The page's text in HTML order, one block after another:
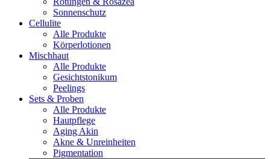
Sonnenschutz
Cellulite
Alle Produkte
Körperlotionen
Mischhaut
Alle Produkte
Gesichtstonikum
Peelings
Sets & Proben
Alle Produkte
Hautpflege
Aging Akin
Akne & Unreinheiten
Pigmentation